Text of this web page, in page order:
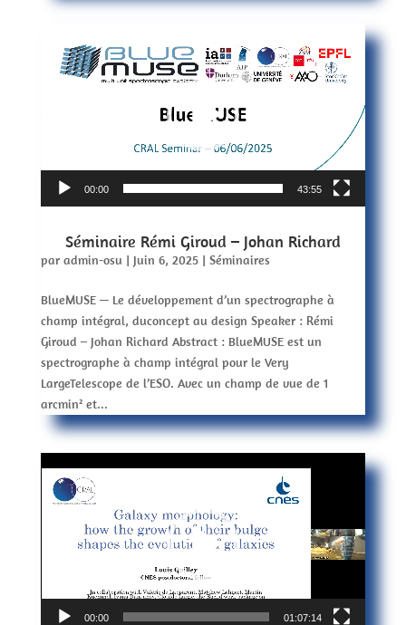
vidéo
00:00 43:55
Séminaire Rémi Giroud – Johan Richard
par admin-osu | Juin 6, 2025| Séminaires
BlueMUSE — Le développement d’un spectrographe à
champ intégral, duconcept au design Speaker : Rémi
Giroud – Johan Richard Abstract : BlueMUSE est un
spectrographe à champ intégral pour le Very
LargeTelescope de l’ESO. Avec un champ de vue de 1
arcmin² et...
vidéo
00:00 01:07:14